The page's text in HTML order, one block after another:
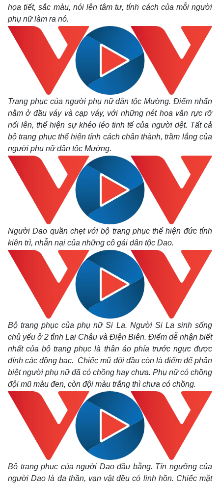
Thế giới
Quan sát
Cuộc sống đó đây
Hồ sơ
Multimedia
Video
Ảnh
E-Magazine
Infographic
họa tiết, sắc màu, nói lên tâm tư, tính cách của mỗi người
phụ nữ làm ra nó.
Trang phục của người phụ nữ dân tộc Mường. Điểm nhấn
nằm ở đầu váy và cạp váy, với những nét hoa văn rực rỡ
nổi lên, thể hiện sự khéo léo tinh tế của người dệt. Tất cả
bộ trang phục thể hiện tính cách chân thành, trầm lắng của
người phụ nữ dân tộc Mường.
Người Dao quần chẹt với bộ trang phục thể hiện đức tính
kiên trì, nhẫn nại của những cô gái dân tộc Dao.
Bộ trang phục của phụ nữ Si La. Người Si La sinh sống
chủ yếu ở 2 tỉnh Lai Châu và Điện Biên. Điểm dễ nhận biết
nhất của bộ trang phục là thân áo phía trước ngực được
đính các đồng bạc. Chiếc mũ đội đầu còn là điểm để phân
biệt người phụ nữ đã có chồng hay chưa. Phụ nữ có chồng
đội mũ màu đen, còn đội màu trắng thì chưa có chồng.
Bộ trang phục của người Dao đầu bằng. Tín ngưỡng của
người Dao là đa thần, vạn vật đều có linh hồn. Chiếc mặt